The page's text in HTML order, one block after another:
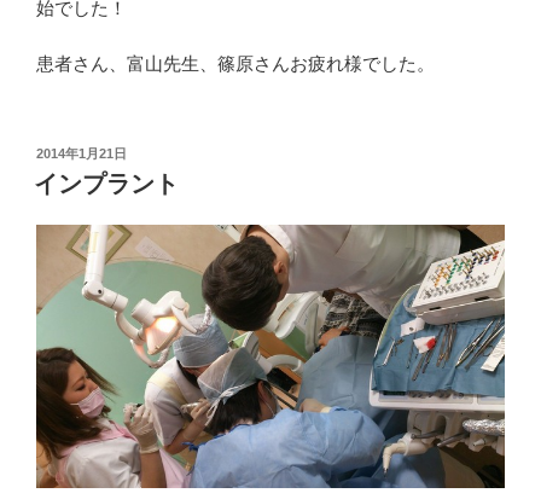
始でした！
患者さん、富山先生、篠原さんお疲れ様でした。
投
日:
2014年1月21日
インプラント